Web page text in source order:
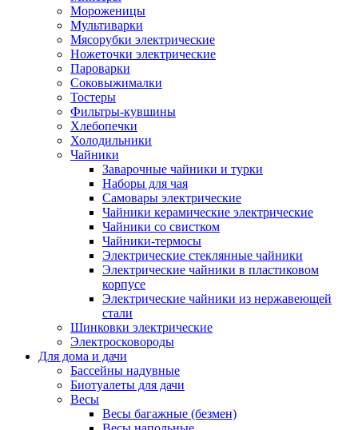
Мороженицы
Мультиварки
Мясорубки электрические
Ножеточки электрические
Пароварки
Соковыжималки
Тостеры
Фильтры-кувшины
Хлебопечки
Холодильники
Чайники
Заварочные чайники и турки
Наборы для чая
Самовары электрические
Чайники керамические электрические
Чайники со свистком
Чайники-термосы
Электрические стеклянные чайники
Электрические чайники в пластиковом
корпусе
Электрические чайники из нержавеющей
стали
Шинковки электрические
Электросковороды
Для дома и дачи
Бассейны надувные
Биотуалеты для дачи
Весы
Весы багажные (безмен)